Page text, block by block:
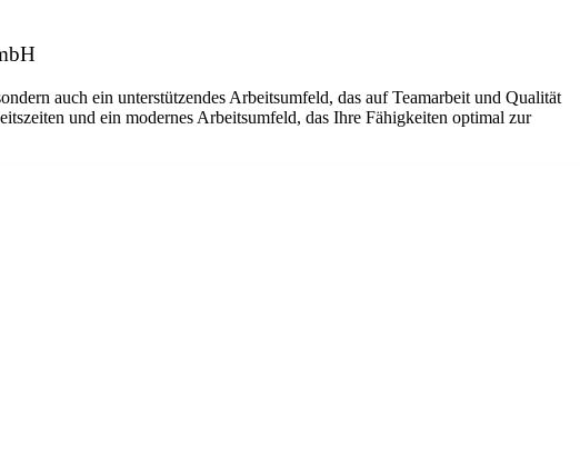
auch ein unterstützendes Arbeitsumfeld, das auf Teamarbeit und Qualität
und ein modernes Arbeitsumfeld, das Ihre Fähigkeiten optimal zur